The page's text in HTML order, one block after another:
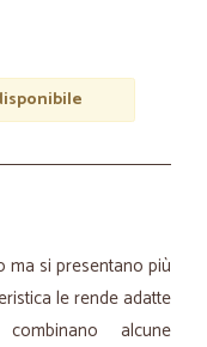
ma si presentano più
le rende adatte
alcune